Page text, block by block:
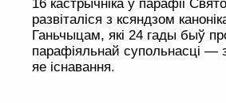
16 кастрычніка у парафіі
развіталіся з ксяндзом
Ганьчыцам, які 24 гады быў
парафіяльнай супольнасці —
яе існавання.